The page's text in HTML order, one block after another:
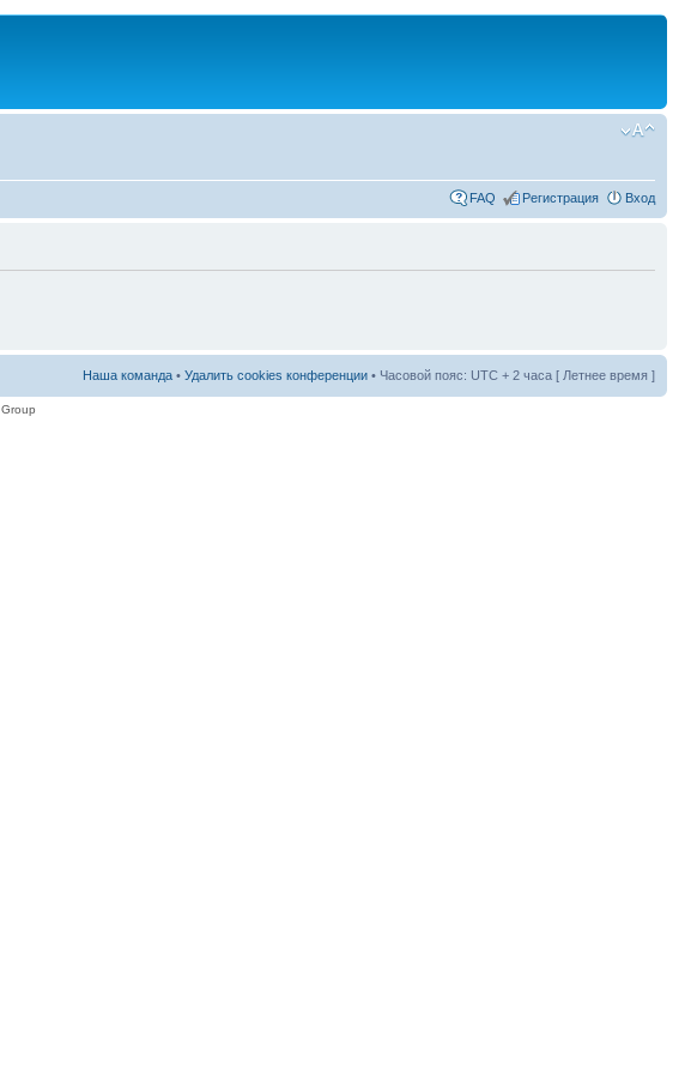
FAQ Регистрация Вход
Наша команда • Удалить cookies конференции • Часовой пояс: UTC + 2 часа [ Летнее время ]